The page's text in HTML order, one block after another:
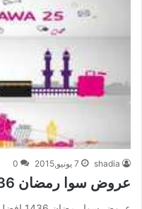
shadia 7 يونيو,2015 0
عروض سوا رمضان 1436